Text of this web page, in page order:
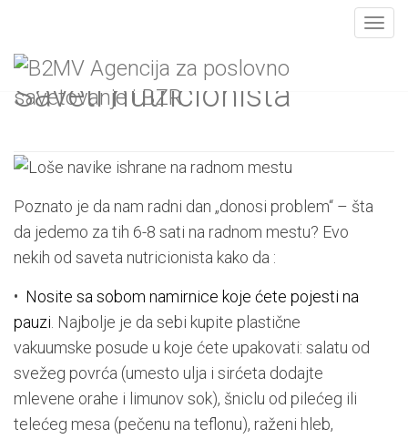
Skip
content
Saveti nutricionista
Poznato je da nam radni dan „donosi problem“ – šta
da jedemo za tih 6-8 sati na radnom mestu? Evo
nekih od saveta nutricionista kako da :
• Nosite sa sobom namirnice koje ćete pojesti na
pauzi. Najbolje je da sebi kupite plastične
vakuumske posude u koje ćete upakovati: salatu od
svežeg povrća (umesto ulja i sirćeta dodajte
mlevene orahe i limunov sok), šniclu od pilećeg ili
telećeg mesa (pečenu na teflonu), raženi hleb,